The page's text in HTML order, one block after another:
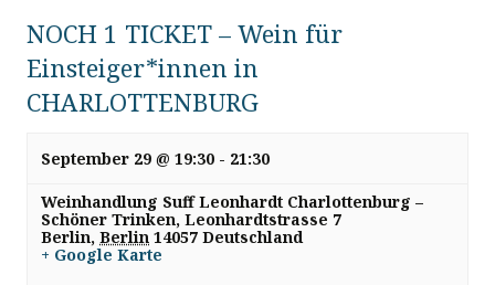
NOCH 1 TICKET – Wein für
Einsteiger*innen in
CHARLOTTENBURG
September 29 @ 19:30 - 21:30
Weinhandlung Suff Leonhardt Charlottenburg –
Schöner Trinken,Leonhardtstrasse 7
Berlin, Berlin 14057 Deutschland
+ Google Karte